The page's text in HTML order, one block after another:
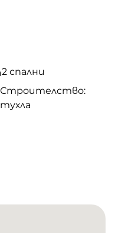
2 спални
Строителство:
тухла